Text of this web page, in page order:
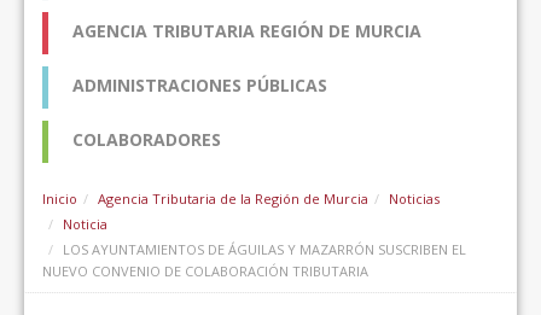
AGENCIA TRIBUTARIA REGIÓN DE MURCIA
ADMINISTRACIONES PÚBLICAS
COLABORADORES
Inicio Agencia Tributaria de la Región de Murcia
Noticias
Noticia
LOS AYUNTAMIENTOS DE ÁGUILAS Y MAZARRÓN SUSCRIBEN EL
NUEVO CONVENIO DE COLABORACIÓN TRIBUTARIA